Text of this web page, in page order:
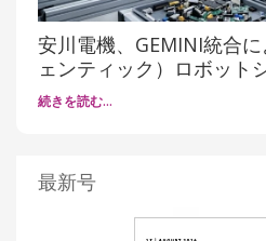
安川電機、GEMINI統合
ェンティック）ロボット
続きを読む…
最新号